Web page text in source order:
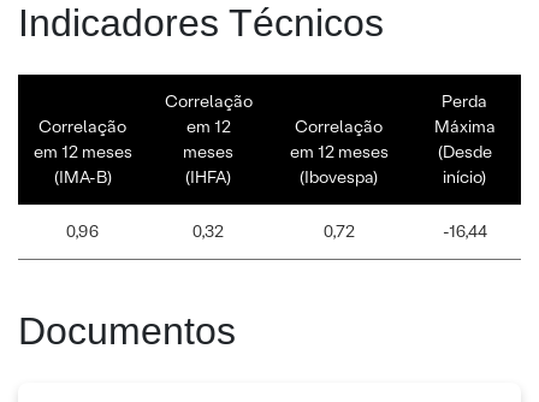
Indicadores Técnicos
Correlação
em 12 meses
(IMA-B)
Correlação
em 12
meses
(IHFA)
Correlação
em 12 meses
(Ibovespa)
Perda
Máxima
(Desde
início)
0,96 0,32 0,72 -16,44
Documentos